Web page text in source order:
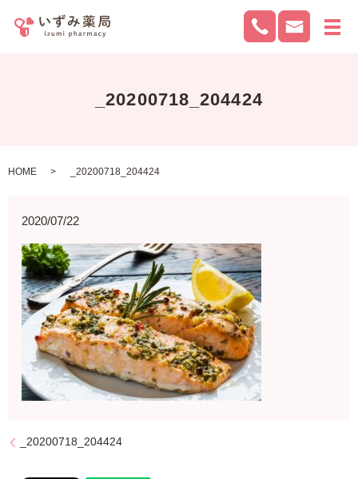
メ
_20200718_204424
HOME _20200718_204424
2020/07/22
_20200718_204424